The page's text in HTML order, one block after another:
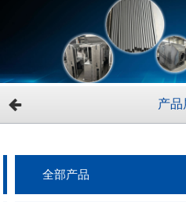
产品
全部产品